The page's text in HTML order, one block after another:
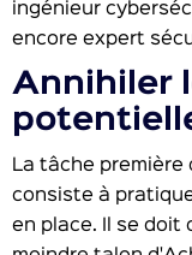
ingénieur
encore expert
Annihiler
La tâche première
consiste à
en place. Il se